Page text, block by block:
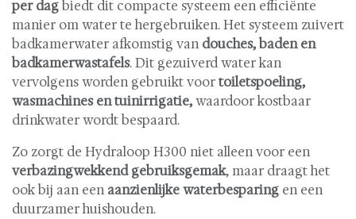
per dagbiedt dit compacte systeem een efficiënte
manier om water te hergebruiken. Het systeem zuivert
badkamerwater afkomstig vandouches, baden en
badkamerwastafels. Dit gezuiverd water kan
vervolgens worden gebruikt voortoiletspoeling,
wasmachines en tuinirrigatie,waardoor kostbaar
drinkwater wordt bespaard.
Zo zorgt de Hydraloop H300 niet alleen voor een
verbazingwekkend gebruiksgemak, maar draagt het
ook bij aan eenaanzienlijke waterbesparing en een
duurzamer huishouden.